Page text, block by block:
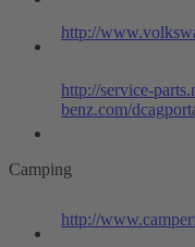
http://
http://service-
benz.com/
Camping
http://